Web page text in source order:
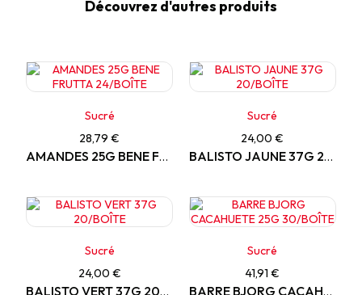
Découvrez d'autres produits
Sucré
28,79 €
AMANDES 25G BENE FRUTTA 24/BOÎTE
Sucré
24,00 €
BALISTO JAUNE 37G 20/BOÎTE
Sucré
24,00 €
BALISTO VERT 37G 20/BOÎTE
Sucré
41,91 €
BARRE BJORG CACAHUETE 25G 30/BOÎTE